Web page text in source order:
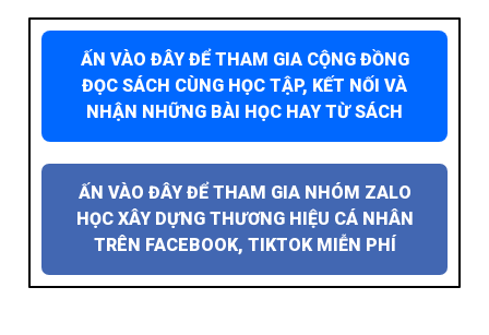
ẤN VÀO ĐÂY ĐỂ THAM GIA CỘNG ĐỒNG
ĐỌC SÁCH CÙNG HỌC TẬP, KẾT NỐI VÀ
NHẬN NHỮNG BÀI HỌC HAY TỪ SÁCH
ẤN VÀO ĐÂY ĐỂ THAM GIA NHÓM ZALO
HỌC XÂY DỰNG THƯƠNG HIỆU CÁ NHÂN
TRÊN FACEBOOK, TIKTOK MIỄN PHÍ